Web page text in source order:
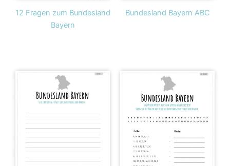
12 Fragen zum Bundesland
Bayern
Bundesland Bayern ABC